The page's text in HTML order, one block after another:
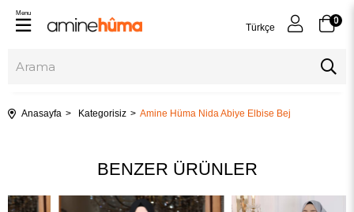
Türkçe
0
Menu
Anasayfa Kategorisiz Amine Hüma Nida Abiye Elbise Bej
BENZER ÜRÜNLER